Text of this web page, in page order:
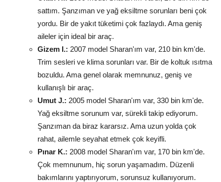
sattım. Şanzıman ve yağ eksiltme sorunları beni çok
yordu. Bir de yakıt tüketimi çok fazlaydı. Ama geniş
aileler için ideal bir araç.
Gizem I.: 2007 model Sharan'ım var, 210 bin km'de.
Trim sesleri ve klima sorunları var. Bir de koltuk ısıtma
bozuldu. Ama genel olarak memnunuz, geniş ve
kullanışlı bir araç.
Umut J.: 2005 model Sharan'ım var, 330 bin km'de.
Yağ eksiltme sorunum var, sürekli takip ediyorum.
Şanzıman da biraz kararsız. Ama uzun yolda çok
rahat, ailemle seyahat etmek çok keyifli.
Pınar K.: 2008 model Sharan'ım var, 170 bin km'de.
Çok memnunum, hiç sorun yaşamadım. Düzenli
bakımlarını yaptırıyorum, sorunsuz kullanıyorum.